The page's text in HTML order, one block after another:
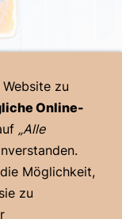
Heimat- und
vorbehalten
zu
Online-
„Alle
Möglichkeit,
zu